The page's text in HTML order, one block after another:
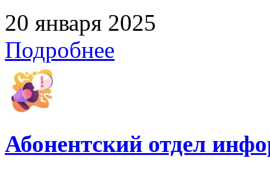
20 января 2025
Подробнее
Абонентский отдел